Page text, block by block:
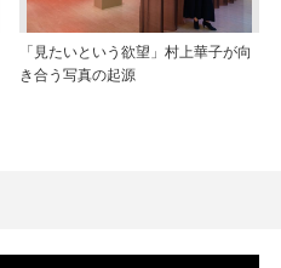
「見たいという欲望」村上華子が向
き合う写真の起源